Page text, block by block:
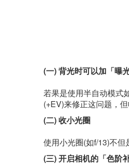
(一) 背光时可以加「曝
若果是使用半自动模式
(+EV)来修正这问题，
(二) 收小光圈
使用小光圈(如f/13)不但
(三) 开启相机的「色阶